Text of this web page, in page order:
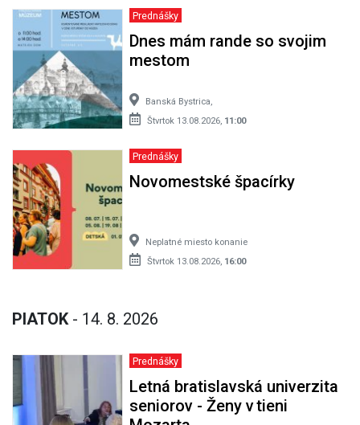
Prednášky
Dnes mám rande so svojim
mestom
Banská Bystrica,
Štvrtok 13.08.2026, 11:00
Prednášky
Novomestské špacírky
Neplatné miesto konanie
Štvrtok 13.08.2026, 16:00
PIATOK - 14. 8. 2026
Prednášky
Letná bratislavská univerzita
seniorov - Ženy v tieni